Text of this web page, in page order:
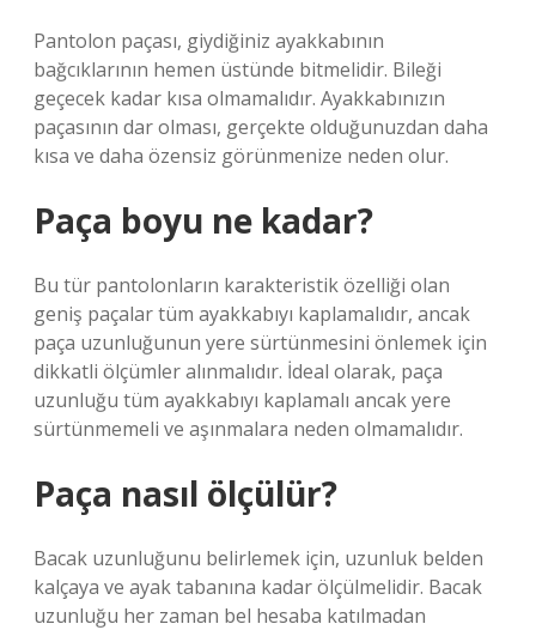
Pantolon paçası, giydiğiniz ayakkabının
bağcıklarının hemen üstünde bitmelidir. Bileği
geçecek kadar kısa olmamalıdır. Ayakkabınızın
paçasının dar olması, gerçekte olduğunuzdan daha
kısa ve daha özensiz görünmenize neden olur.
Paça boyu ne kadar?
Bu tür pantolonların karakteristik özelliği olan
geniş paçalar tüm ayakkabıyı kaplamalıdır, ancak
paça uzunluğunun yere sürtünmesini önlemek için
dikkatli ölçümler alınmalıdır. İdeal olarak, paça
uzunluğu tüm ayakkabıyı kaplamalı ancak yere
sürtünmemeli ve aşınmalara neden olmamalıdır.
Paça nasıl ölçülür?
Bacak uzunluğunu belirlemek için, uzunluk belden
kalçaya ve ayak tabanına kadar ölçülmelidir. Bacak
uzunluğu her zaman bel hesaba katılmadan